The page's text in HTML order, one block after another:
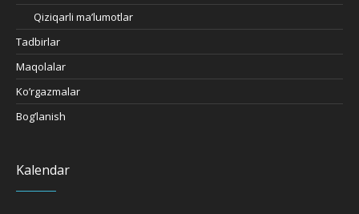
Qiziqarli ma’lumotlar
Tadbirlar
Maqolalar
Ko’rgazmalar
Bog’lanish
Kalendar